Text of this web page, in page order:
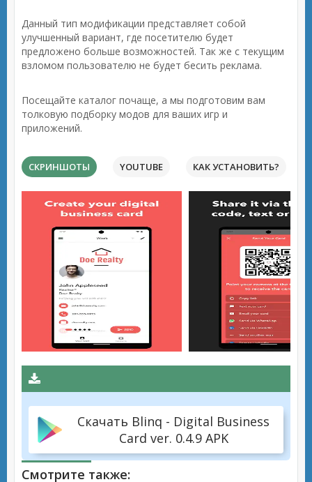
Данный тип модификации представляет собой
улучшенный вариант, где посетителю будет
предложено больше возможностей. Так же с текущим
взломом пользователю не будет бесить реклама.
Посещайте каталог почаще, а мы подготовим вам
толковую подборку модов для ваших игр и
приложений.
СКРИНШОТЫ YOUTUBE КАК УСТАНОВИТЬ?
Скачать Blinq - Digital Business
Card ver. 0.4.9 APK
Смотрите также: